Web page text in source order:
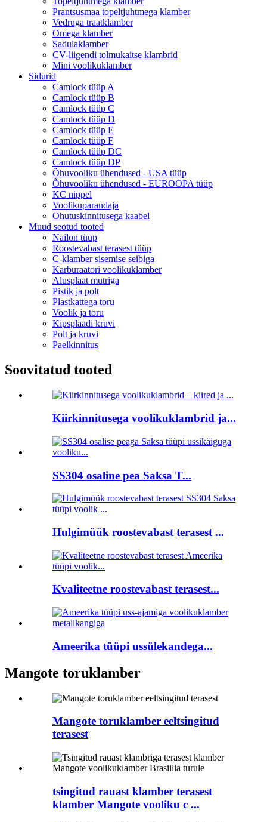
Prantsusmaa topeltjuhtmega klamber
Vedruga traatklamber
Omega klamber
Sadulaklamber
CV-liigendi tolmukaitse klambrid
Mini voolikuklamber
Sidurid
Camlock tüüp A
Camlock tüüp B
Camlock tüüp C
Camlock tüüp D
Camlock tüüp E
Camlock tüüp F
Camlock tüüp DC
Camlock tüüp DP
Õhuvooliku ühendused - USA tüüp
Õhuvooliku ühendused - EUROOPA tüüp
KC nippel
Voolikuparandaja
Ohutuskinnitusega kaabel
Muud seotud tooted
Nailon tüüp
Roostevabast terasest tüüp
C-klamber sisemise seibiga
Karburaatori voolikuklamber
Alusplaat mutriga
Pistik ja polt
Plastkattega toru
Voolik ja toru
Kipsplaadi kruvi
Polt ja kruvi
Paelkinnitus
Soovitatud tooted
Kiirkinnitusega voolikuklambrid ja...
SS304 osaline pea Saksa T...
Hulgimüük roostevabast terasest ...
Kvaliteetne roostevabast terasest...
Ameerika tüüpi ussülekandega...
Mangote toruklamber
Mangote toruklamber eeltsingitud
terasest
tsingitud rauast klamber terasest
klamber Mangote vooliku c ...